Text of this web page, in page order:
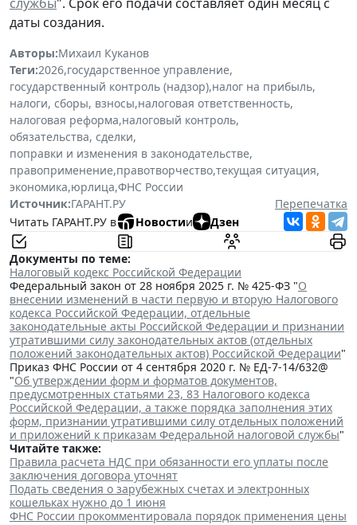
даты создания.
Авторы:Михаил Куканов
Теги:2026,государственное управление,
государственный контроль (надзор),налог на прибыль,
налоги, сборы, взносы,налоговая ответственность,
налоговая реформа,налоговый контроль,
обязательства, сделки,
поправки и изменения в законодательстве,
правоприменение,правотворчество,текущая ситуация,
экономика,юрлица,ФНС России
Источник:ГАРАНТ.РУ
Перепечатка
Читать ГАРАНТ.РУ в
Новостии Дзен
Документы по теме:
Налоговый кодекс Российской Федерации
Федеральный закон от 28 ноября 2025 г. № 425-ФЗ "О
внесении изменений в части первую и вторую Налогового
кодекса Российской Федерации, отдельные
законодательные акты Российской Федерации и признании
утратившими силу законодательных актов (отдельных
положений законодательных актов) Российской Федерации"
Приказ ФНС России от 4 сентября 2020 г. № ЕД-7-14/632@
"Об утверждении форм и форматов документов,
предусмотренных статьями 23, 83 Налогового кодекса
Российской Федерации, а также порядка заполнения этих
форм, признании утратившими силу отдельных положений
и приложений к приказам Федеральной налоговой службы"
Читайте также:
Правила расчета НДС при обязанности его уплаты после
заключения договора уточнят
Подать сведения о зарубежных счетах и электронных
кошельках нужно до 1 июня
ФНС России прокомментировала порядок применения цены